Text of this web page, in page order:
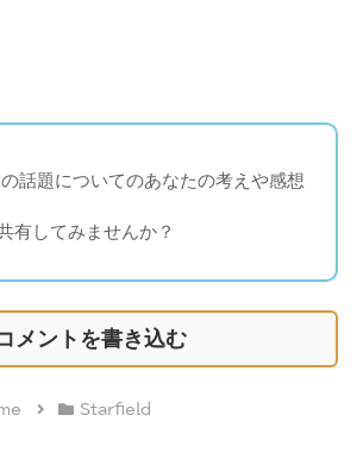
話題についてのあなたの考えや感想
有してみませんか？
メントを書き込む
Starfield